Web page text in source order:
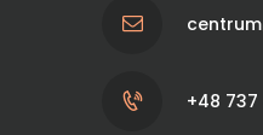
+48 737